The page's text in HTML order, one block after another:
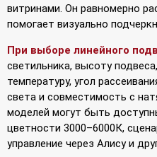
витринами. Он равномерно
помогает визуально
При выборе линейного
светильника, высоту
температуру, угол
света и совместимость с
моделей могут быть
цветности 3000–6000К,
управление через Алису и